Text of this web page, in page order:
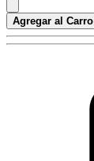
Agregar al Carro